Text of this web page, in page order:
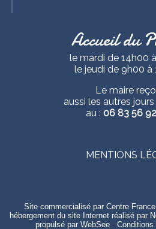
Accueil du
le mardi de 14h00
le jeudi de 9h00 à
Le maire
aussi les autres
au : 06 83 56
MENTIONS
Site commercialisé par Centre
hébergement du site Internet réalisé par
propulsé par WebSee - Conditions